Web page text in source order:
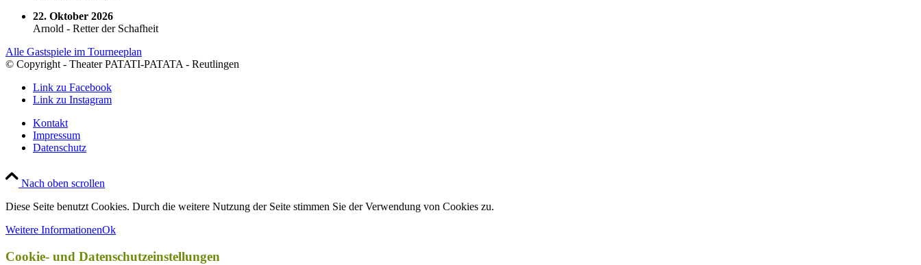
22. Oktober 2026
Arnold - Retter der Schafheit
Alle Gastspiele im Tourneeplan
© Copyright - Theater PATATI-PATATA - Reutlingen
Link zu Facebook
Link zu Instagram
Kontakt
Impressum
Datenschutz
Nach oben scrollen
Diese Seite benutzt Cookies. Durch die weitere Nutzung der Seite stimmen Sie der Verwendung von Cookies zu.
Weitere InformationenOk
Cookie- und Datenschutzeinstellungen